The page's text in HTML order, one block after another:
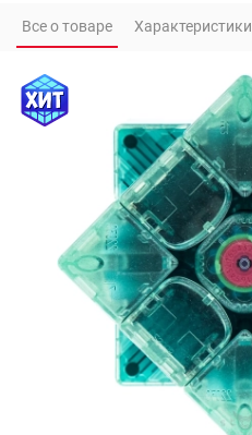
Все о товаре Характеристики